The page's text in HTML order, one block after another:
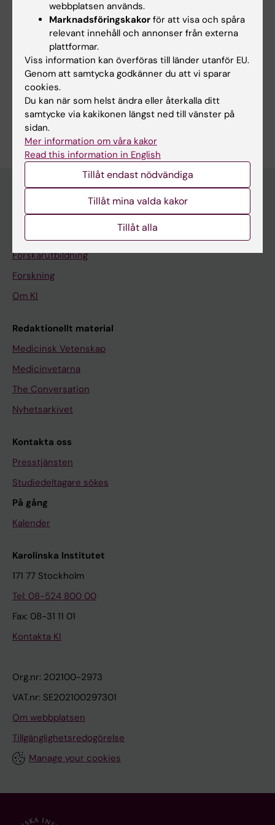
Uppdaterad av:
Anne Hammarskjöld 2026-06-03
Dela
Upptäck KI
Utbildning
Forskarutbildning
Forskning
Om KI
Redaktionellt material
Medicinsk Vetenskap
Medicinvetarna
The Conversation
Nyhetsarkivet
Kontakta oss
Presstjänsten
Studiedeltagare sökes
På gång
Kalender
Karolinska Institutet
171 77 Stockholm
Tel: 08-524 800 00
Fax: 08-31 11 01
Kontakta KI
Org.nr: 202100-2973
VAT.nr: SE202100297301
Om webbplatsen
Tillgänglighetsredogörelse
Manage your cookies
webbplatsen används.
Marknadsföringskakor för att visa och spåra
relevant innehåll och annonser från externa
plattformar.
Viss information kan överföras till länder utanför EU.
Genom att samtycka godkänner du att vi sparar
cookies.
Du kan när som helst ändra eller återkalla ditt
samtycke via kakikonen längst ned till vänster på
sidan.
Mer information om våra kakor
Read this information in English
Tillåt endast nödvändiga
Tillåt mina valda kakor
Tillåt alla